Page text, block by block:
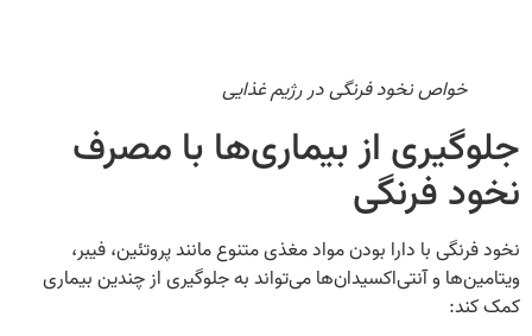
خواص نخود فرنگی در رژیم غذایی
جلوگیری از بیماری‌ها با مصرف
نخود فرنگی
نخود فرنگی با دارا بودن مواد مغذی متنوع مانند پروتئین، فیبر،
ویتامین‌ها و آنتی‌اکسیدان‌ها می‌تواند به جلوگیری از چندین بیماری
کمک کند: